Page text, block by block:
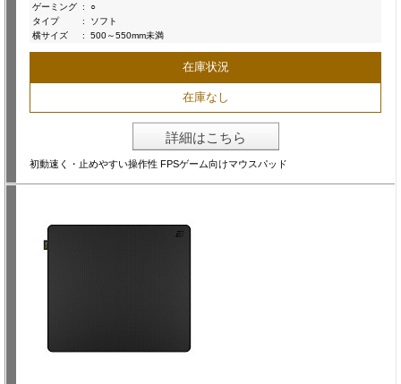
ゲーミング :
○
タイプ
:
ソフト
横サイズ
: 500～550mm未満
在庫状況
在庫なし
詳細はこちら
初動速く・止めやすい操作性 FPSゲーム向けマウスパッド